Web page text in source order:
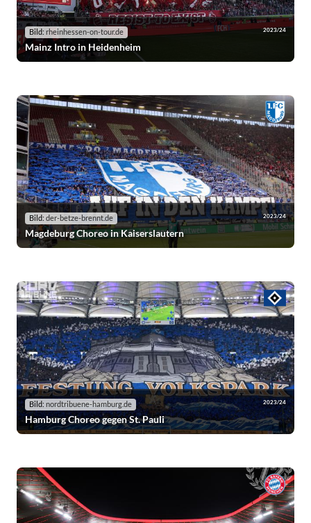
Bild: rheinhessen-on-tour.de 2023/24
Mainz Intro in Heidenheim
Bild: der-betze-brennt.de 2023/24
Magdeburg Choreo in Kaiserslautern
Bild: nordtribuene-hamburg.de 2023/24
Hamburg Choreo gegen St. Pauli